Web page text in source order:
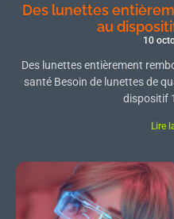
Des lunettes
au
10
Des lunettes entièrement
santé Besoin de lunettes de
dispositif
Lire